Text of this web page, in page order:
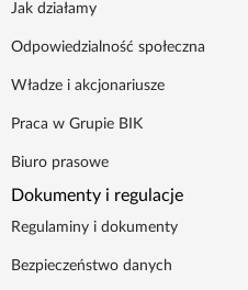
Jak działamy
Odpowiedzialność społeczna
Władze i akcjonariusze
Praca w Grupie BIK
Biuro prasowe
Dokumenty i regulacje
Regulaminy i dokumenty
Bezpieczeństwo danych